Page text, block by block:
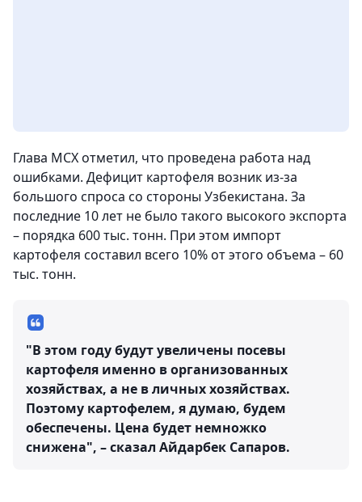
Глава МСХ отметил, что проведена работа над
ошибками. Дефицит картофеля возник из-за
большого спроса со стороны Узбекистана. За
последние 10 лет не было такого высокого экспорта
– порядка 600 тыс. тонн. При этом импорт
картофеля составил всего 10% от этого объема – 60
тыс. тонн.
"В этом году будут увеличены посевы
картофеля именно в организованных
хозяйствах, а не в личных хозяйствах.
Поэтому картофелем, я думаю, будем
обеспечены. Цена будет немножко
снижена", – сказал Айдарбек Сапаров.